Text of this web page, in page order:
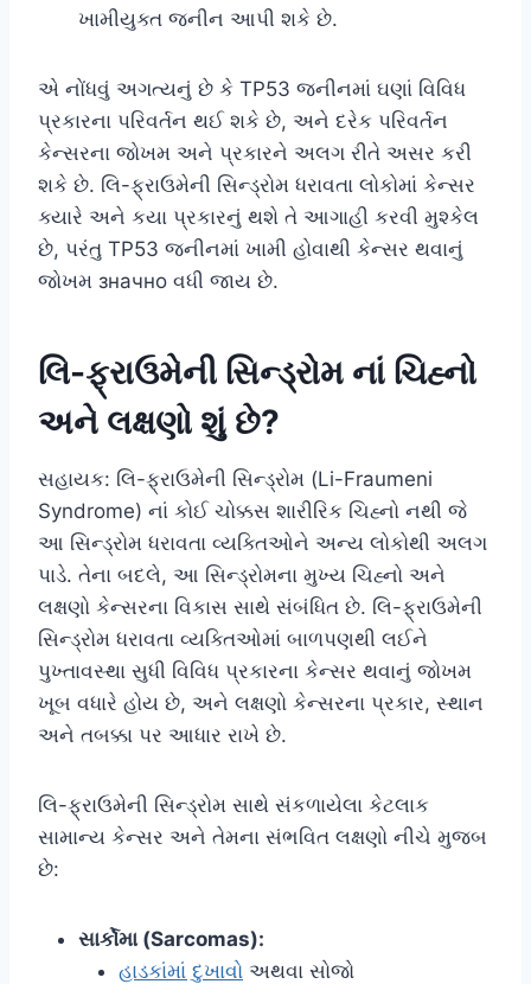
ખામીયુક્ત જનીન આપી શકે છે.
એ નોંધવું અગત્યનું છે કે TP53 જનીનમાં ઘણાં વિવિધ
પ્રકારના પરિવર્તન થઈ શકે છે, અને દરેક પરિવર્તન
કેન્સરના જોખમ અને પ્રકારને અલગ રીતે અસર કરી
શકે છે. લિ-ફ્રાઉમેની સિન્ડ્રોમ ધરાવતા લોકોમાં કેન્સર
ક્યારે અને કયા પ્રકારનું થશે તે આગાહી કરવી મુશ્કેલ
છે, પરંતુ TP53 જનીનમાં ખામી હોવાથી કેન્સર થવાનું
જોખમ значно વધી જાય છે.
લિ-ફ્રાઉમેની સિન્ડ્રોમ નાં ચિહ્નો
અને લક્ષણો શું છે?
સહાયક: લિ-ફ્રાઉમેની સિન્ડ્રોમ (Li-Fraumeni
Syndrome) નાં કોઈ ચોક્કસ શારીરિક ચિહ્નો નથી જે
આ સિન્ડ્રોમ ધરાવતા વ્યક્તિઓને અન્ય લોકોથી અલગ
પાડે. તેના બદલે, આ સિન્ડ્રોમના મુખ્ય ચિહ્નો અને
લક્ષણો કેન્સરના વિકાસ સાથે સંબંધિત છે. લિ-ફ્રાઉમેની
સિન્ડ્રોમ ધરાવતા વ્યક્તિઓમાં બાળપણથી લઈને
પુખ્તાવસ્થા સુધી વિવિધ પ્રકારના કેન્સર થવાનું જોખમ
ખૂબ વધારે હોય છે, અને લક્ષણો કેન્સરના પ્રકાર, સ્થાન
અને તબક્કા પર આધાર રાખે છે.
લિ-ફ્રાઉમેની સિન્ડ્રોમ સાથે સંકળાયેલા કેટલાક
સામાન્ય કેન્સર અને તેમના સંભવિત લક્ષણો નીચે મુજબ
છે:
સાર્કોમા (Sarcomas):
હાડકાંમાં દુખાવો અથવા સોજો